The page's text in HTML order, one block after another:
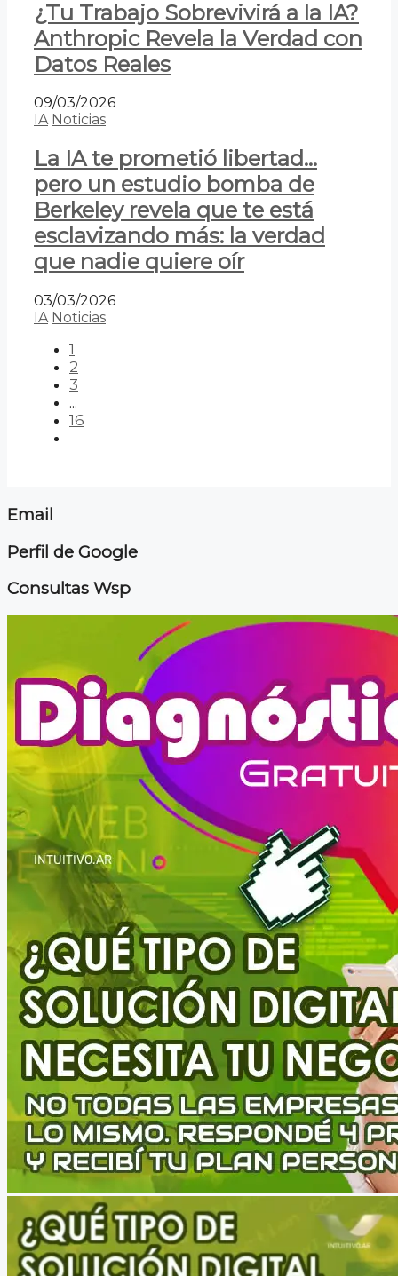
¿Tu Trabajo Sobrevivirá a la IA?
Anthropic Revela la Verdad con
Datos Reales
09/03/2026
IA Noticias
La IA te prometió libertad…
pero un estudio bomba de
Berkeley revela que te está
esclavizando más: la verdad
que nadie quiere oír
03/03/2026
IA Noticias
1
2
3
...
16
Email
Perfil de Google
Consultas Wsp